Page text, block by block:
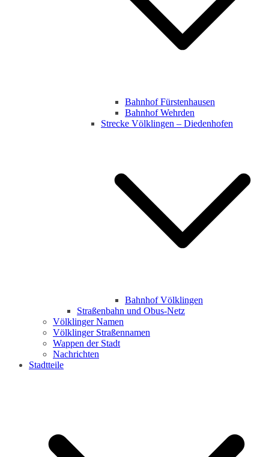
Bahnhof Fürstenhausen
Bahnhof Wehrden
Strecke Völklingen – Diedenhofen
Bahnhof Völklingen
Straßenbahn und Obus-Netz
Völklinger Namen
Völklinger Straßennamen
Wappen der Stadt
Nachrichten
Stadtteile